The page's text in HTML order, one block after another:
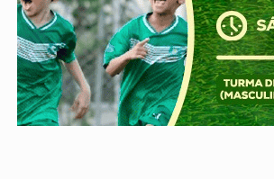
TEMAS SOCIOAMBIENTAIS:Em Itapuã do
PREVISÃO:Interior de Rondônia terá
INFRAESTRUTURA:Após quase 30 anos de